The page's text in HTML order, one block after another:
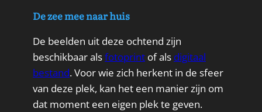
De zee mee naar huis
De beelden uit deze ochtend zijn
beschikbaar alsfotoprint of als digitaal
bestand. Voor wie zich herkent in de sfeer
van deze plek, kan het een manier zijn om
dat moment een eigen plek te geven.